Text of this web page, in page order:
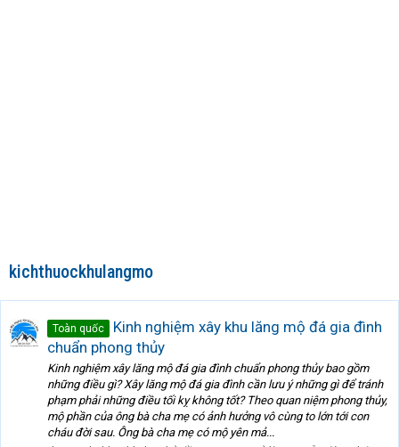
kichthuockhulangmo
Toàn quốc
Kinh nghiệm xây khu lăng mộ đá gia đình
chuẩn phong thủy
Kinh nghiệm xây lăng mộ đá gia đình chuẩn phong thủy bao gồm
những điều gì? Xây lăng mộ đá gia đình cần lưu ý những gì để tránh
phạm phải những điều tối kỵ không tốt? Theo quan niệm phong thủy,
mộ phần của ông bà cha mẹ có ảnh hưởng vô cùng to lớn tới con
cháu đời sau. Ông bà cha mẹ có mộ yên mả...